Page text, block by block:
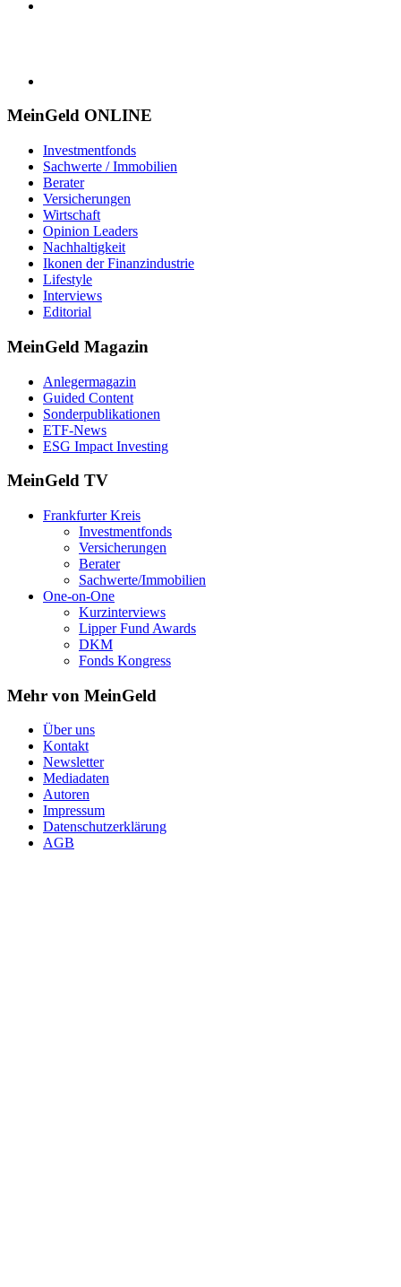
MeinGeld ONLINE
Investmentfonds
Sachwerte / Immobilien
Berater
Versicherungen
Wirtschaft
Opinion Leaders
Nachhaltigkeit
Ikonen der Finanzindustrie
Lifestyle
Interviews
Editorial
MeinGeld Magazin
Anlegermagazin
Guided Content
Sonderpublikationen
ETF-News
ESG Impact Investing
MeinGeld TV
Frankfurter Kreis
Investmentfonds
Versicherungen
Berater
Sachwerte/Immobilien
One-on-One
Kurzinterviews
Lipper Fund Awards
DKM
Fonds Kongress
Mehr von MeinGeld
Über uns
Kontakt
Newsletter
Mediadaten
Autoren
Impressum
Datenschutzerklärung
AGB